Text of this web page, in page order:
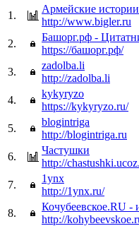
1.
Армейские
http://www.bigler.ru
2.
Башорг.рф -
https://башорг.рф/
3.
zadolba.li
http://zadolba.li
4.
kykyryzo
https://kykyryzo.ru/
5.
blogintriga
http://blogintriga.ru
6.
Частушки
http://
7.
1ynx
http://1ynx.ru/
8.
Кочубеевское.RU -
http://